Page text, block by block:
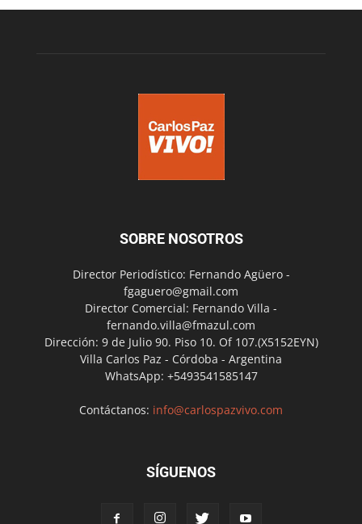
SOBRE NOSOTROS
Director Periodístico: Fernando Agüero -
fgaguero@gmail.com
Director Comercial: Fernando Villa -
fernando.villa@fmazul.com
Dirección: 9 de Julio 90. Piso 10. Of 107.(X5152EYN)
Villa Carlos Paz - Córdoba - Argentina
WhatsApp: +5493541585147
Contáctanos: info@carlospazvivo.com
SÍGUENOS